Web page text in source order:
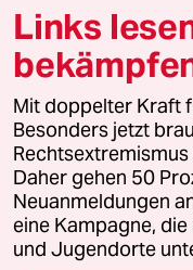
taz FUTURZWEI
Le Monde
taz Archiv
Mehr taz
Links
Mit doppelter Kraft
Besonders jetzt
Daher gehen 50
Neuanmeldungen
eine Kampagne,
und Jugendorte